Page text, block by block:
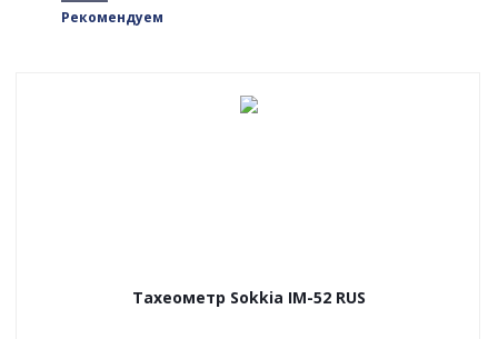
Рекомендуем
Тахеометр Sokkia IM-52 RUS